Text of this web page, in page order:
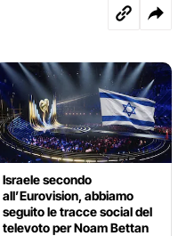
Israele secondo
all’Eurovision, abbiamo
seguito le tracce social del
televoto per Noam Bettan